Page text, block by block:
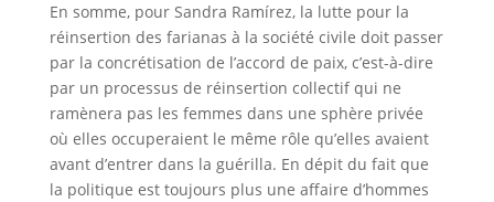
En somme, pour Sandra Ramírez, la lutte pour la
réinsertion des farianas à la société civile doit passer
par la concrétisation de l’accord de paix, c’est-à-dire
par un processus de réinsertion collectif qui ne
ramènera pas les femmes dans une sphère privée
où elles occuperaient le même rôle qu’elles avaient
avant d’entrer dans la guérilla. En dépit du fait que
la politique est toujours plus une affaire d’hommes